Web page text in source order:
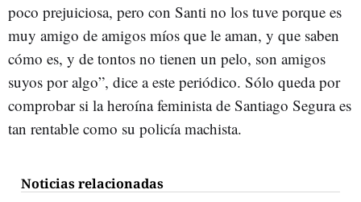
poco prejuiciosa, pero con Santi no los tuve porque es
muy amigo de amigos míos que le aman, y que saben
cómo es, y de tontos no tienen un pelo, son amigos
suyos por algo”, dice a este periódico. Sólo queda por
comprobar si la heroína feminista de Santiago Segura es
tan rentable como su policía machista.
Noticias relacionadas